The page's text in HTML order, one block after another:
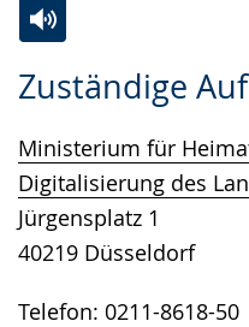
Zuständige
Ministerium für
Digitalisierung des
Jürgensplatz 1
40219 Düsseldorf
Telefon: 0211-8618-50
Leichten
wechseln.
Audio-
Video
Deutscher
Gebärdensprache
wird
angezeigt.